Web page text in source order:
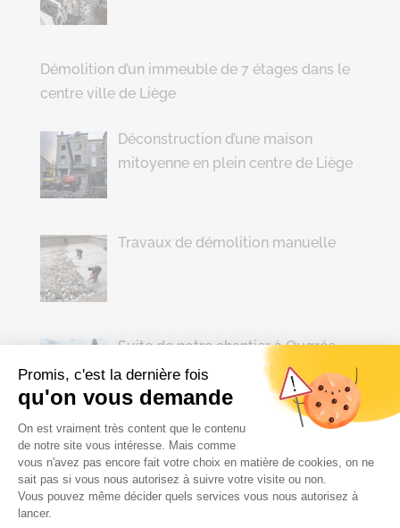
Promis, c'est la dernière fois
qu'on vous demande
Plateforme de Gestion du
On est vraiment très content que le contenu
de notre site vous intéresse. Mais comme
vous n'avez pas encore fait votre choix en matière de cookies, on ne
sait pas si vous nous autorisez à suivre votre visite ou non.
Vous pouvez même décider quels services vous nous autorisez à
lancer.
Axeptio consent
Démolition d’un immeuble de 7 étages dans le
centre ville de Liège
Déconstruction d’une maison
mitoyenne en plein centre de Liège
Travaux de démolition manuelle
Suite de notre chantier à Ougrée
Démolition de bâtiments agricoles